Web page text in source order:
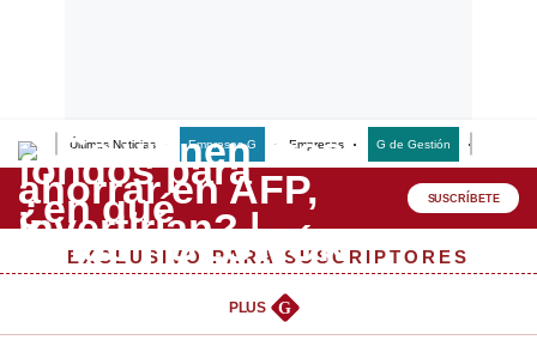
Últimas Noticias Empresas G Empresas G de Gestión
Lo último
Peru Quiosco SUSCRÍBETE
EXCLUSIVO PARA SUSCRIPTORES
PLUS G